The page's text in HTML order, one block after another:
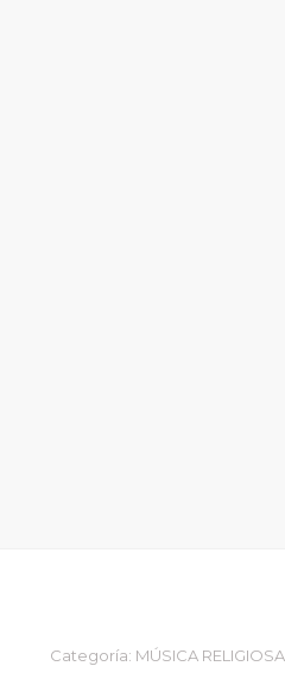
Categoría: MÚSICA